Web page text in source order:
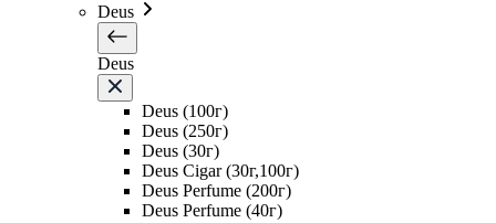
Deus
Deus
Deus (100г)
Deus (250г)
Deus (30г)
Deus Cigar (30г,100г)
Deus Perfume (200г)
Deus Perfume (40г)